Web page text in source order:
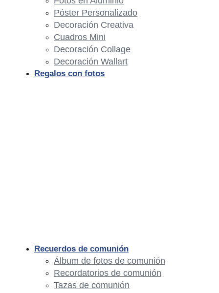
Póster Personalizado
Decoración Creativa
Cuadros Mini
Decoración Collage
Decoración Wallart
Regalos con fotos
Recuerdos de comunión
Álbum de fotos de comunión
Recordatorios de comunión
Tazas de comunión